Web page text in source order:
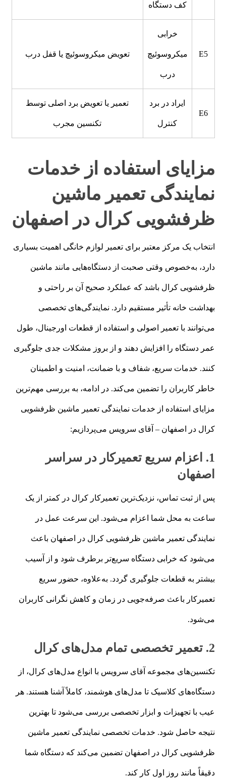
کف دستگاه
E5
خرابی
میکروسوئیچ
درب
تعویض میکروسوئیچ یا قفل درب
E6
ایراد در برد
کنترل
تعمیر یا تعویض برد اصلی توسط
تکنسین مجرب
مزایای استفاده از خدمات
نمایندگی تعمیر ماشین
ظرفشویی کرال در اصفهان
انتخاب یک مرکز معتبر برای تعمیر لوازم خانگی اهمیت بسیاری
دارد، به‌خصوص وقتی صحبت از دستگاه‌هایی مانند ماشین
ظرفشویی کرال باشد که عملکرد صحیح آن بر راحتی و
بهداشت خانه تأثیر مستقیم دارد. نمایندگی‌های تخصصی
می‌توانند با تعمیر اصولی و استفاده از قطعات اورجینال، طول
عمر دستگاه را افزایش دهند و از بروز مشکلات جدی جلوگیری
کنند. خدمات سریع، شفاف و با ضمانت، امنیت و اطمینان
خاطر کاربران را تضمین می‌کند. در ادامه، به بررسی مهم‌ترین
مزایای استفاده از خدمات نمایندگی تعمیر ماشین ظرفشویی
کرال در اصفهان – آقای سرویس می‌پردازیم:
1. اعزام سریع تعمیرکار در سراسر
اصفهان
پس از ثبت تماس، نزدیک‌ترین تعمیرکار کرال در کمتر از یک
ساعت به محل شما اعزام می‌شود. این سرعت عمل در
نمایندگی تعمیر ماشین ظرفشویی کرال در اصفهان باعث
می‌شود که خرابی دستگاه سریع‌تر برطرف شود و از آسیب
بیشتر به قطعات جلوگیری گردد. به‌علاوه، حضور سریع
تعمیرکار باعث صرفه‌جویی در زمان و کاهش نگرانی کاربران
می‌شود.
2. تعمیر تخصصی تمام مدل‌های کرال
تکنسین‌های مجموعه آقای سرویس با انواع مدل‌های کرال، از
دستگاه‌های کلاسیک تا مدل‌های هوشمند، کاملاً آشنا هستند. هر
عیب با تجهیزات و ابزار تخصصی بررسی می‌شود تا بهترین
نتیجه حاصل شود. خدمات تخصصی نمایندگی تعمیر ماشین
ظرفشویی کرال در اصفهان تضمین می‌کند که دستگاه شما
دقیقاً مانند روز اول کار کند.